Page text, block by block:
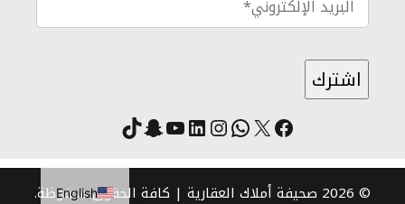
فيسبوك
X واتساب
انستقرام
لينكد إنيوتيوب
سناب شات
تيك توك
© 2026 صحيفة أملاك العقارية | كافة الحقوق محفوظة. English